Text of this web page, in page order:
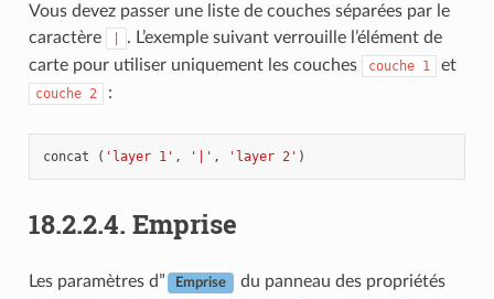
Vous devez passer une liste de couches séparées par le
caractère
. L’exemple suivant verrouille l’élément de
carte pour utiliser uniquement les couches
couche 1 et
couche 2 :
concat ( 'layer 1' , '|' , 'layer 2' )
18.2.2.4. Emprise
Les paramètres d” Emprise
du panneau des propriétés